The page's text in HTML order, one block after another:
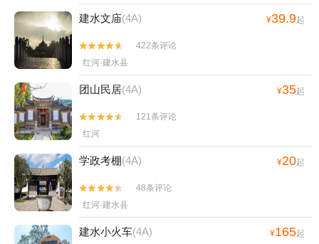
建水文庙(4A) ¥39.9起


422条评论
红河·建水县
团山民居(4A) ¥35起


121条评论
红河
学政考棚(4A) ¥20起


48条评论
红河·建水县
建水小火车(4A) ¥165起